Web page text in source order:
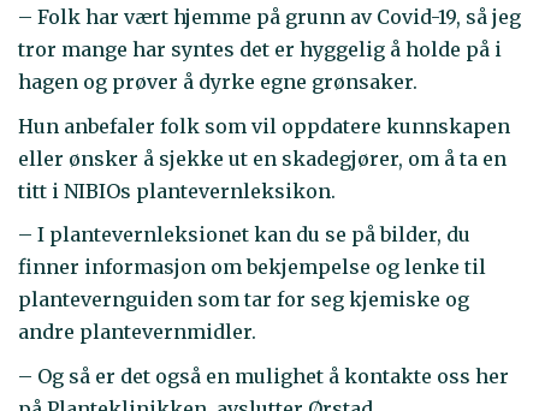
– Folk har vært hjemme på grunn av Covid-19, så jeg
tror mange har syntes det er hyggelig å holde på i
hagen og prøver å dyrke egne grønsaker.
Hun anbefaler folk som vil oppdatere kunnskapen
eller ønsker å sjekke ut en skadegjører, om å ta en
titt i NIBIOs plantevernleksikon.
– I plantevernleksionet kan du se på bilder, du
finner informasjon om bekjempelse og lenke til
plantevernguiden som tar for seg kjemiske og
andre plantevernmidler.
– Og så er det også en mulighet å kontakte oss her